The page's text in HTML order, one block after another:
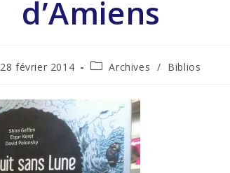
d’Amiens
28 février 2014 Archives / Biblios